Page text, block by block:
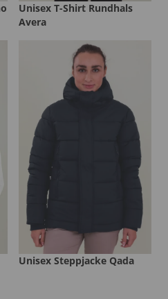
Unisex T-Shirt Rundhals
Avera
Unisex Steppjacke Qada